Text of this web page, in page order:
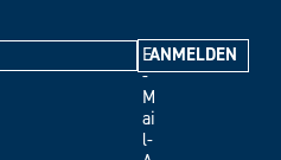
E
-
M
ai
l-